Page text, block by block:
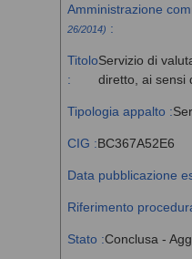
Amministrazione
26/2014) :
Titolo
:
Servizio di
diretto, ai sensi
Tipologia appalto :
CIG :BC367A52E6
Data pubblicazione
Riferimento
Stato :Conclusa -